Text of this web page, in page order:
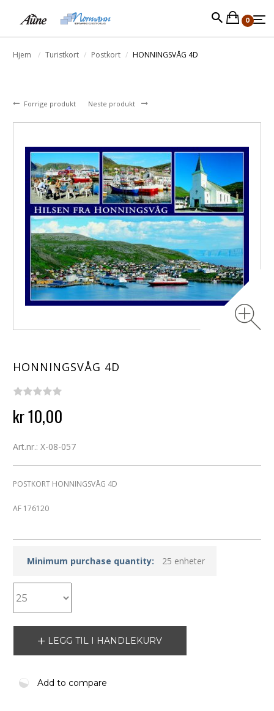
0
Hjem Turistkort Postkort HONNINGSVÅG 4D
Forrige produkt Neste produkt
HONNINGSVÅG 4D
kr 10,00
Art.nr.: X-08-057
POSTKORT HONNINGSVÅG 4D
AF 176120
Minimum purchase quantity: 25 enheter
LEGG TIL I HANDLEKURV
Add to compare